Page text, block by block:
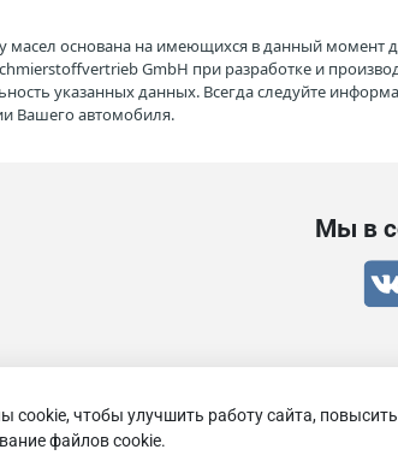
масел основана на имеющихся в данный момент
GmbH при разработке и
указанных данных. Всегда следуйте
Вашего автомобиля.
Мы в
cookie, чтобы улучшить работу сайта,
файлов cookie.